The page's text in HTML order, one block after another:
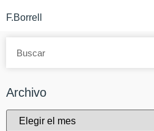
Archivo
F.Borrell